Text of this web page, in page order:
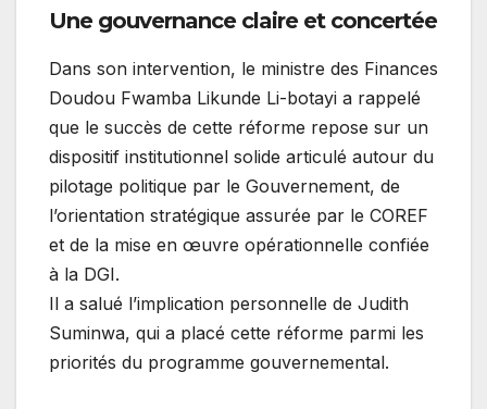
Une gouvernance claire et concertée
Dans son intervention, le ministre des Finances
Doudou Fwamba Likunde Li-botayi a rappelé
que le succès de cette réforme repose sur un
dispositif institutionnel solide articulé autour du
pilotage politique par le Gouvernement, de
l’orientation stratégique assurée par le COREF
et de la mise en œuvre opérationnelle confiée
à la DGI.
Il a salué l’implication personnelle de Judith
Suminwa, qui a placé cette réforme parmi les
priorités du programme gouvernemental.